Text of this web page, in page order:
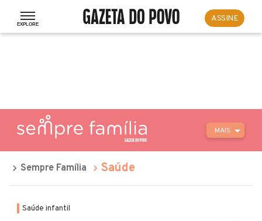
ASSINE
MAIS
Sempre Família Saúde
Saúde infantil